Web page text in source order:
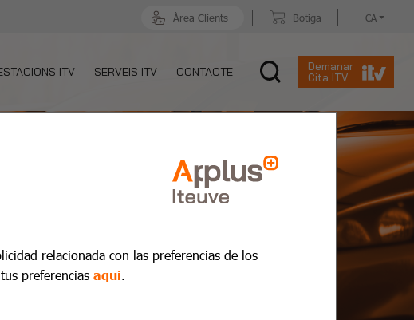
Àrea Clients Botiga CA
ITV SERVEIS ITV CONTACTE
Demanar
Cita ITV
relacionada con las preferencias de los
preferencias aquí.